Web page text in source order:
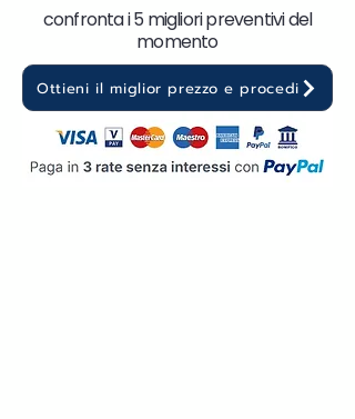
confronta i 5 migliori preventivi del
momento
Ottieni il miglior prezzo e procedi